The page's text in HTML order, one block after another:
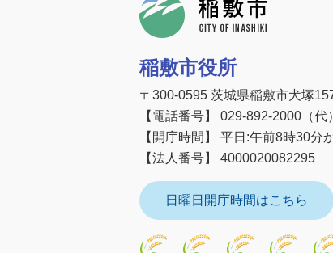
稲敷市役所
〒300-0595 茨城県稲敷市犬塚
【電話番号】 029-892-2000（代）
【開庁時間】 平日:午前8時30分
【法人番号】 4000020082295
日曜日開庁時間はこちら